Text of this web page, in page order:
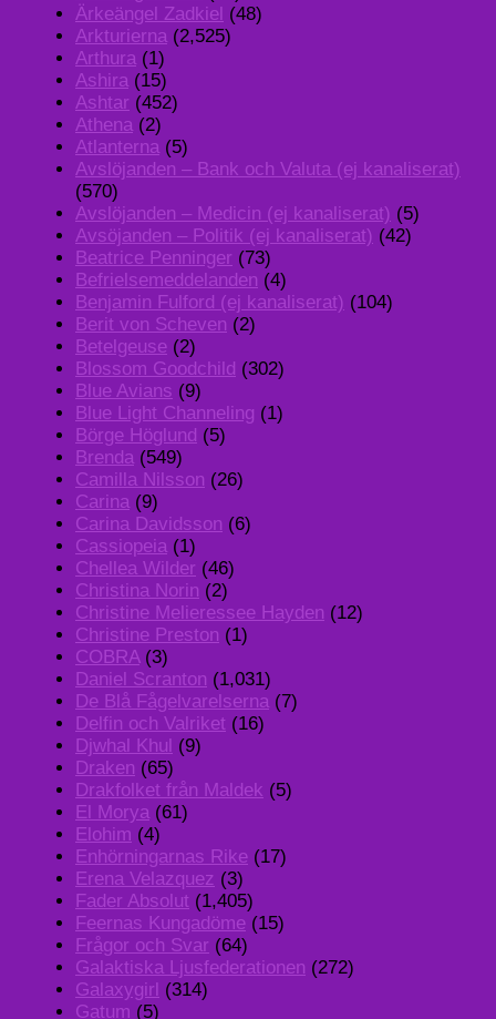
Ärkeängel Zadkiel (48)
Arkturierna (2,525)
Arthura (1)
Ashira (15)
Ashtar (452)
Athena (2)
Atlanterna (5)
Avslöjanden – Bank och Valuta (ej kanaliserat)
(570)
Avslöjanden – Medicin (ej kanaliserat) (5)
Avsöjanden – Politik (ej kanaliserat) (42)
Beatrice Penninger (73)
Befrielsemeddelanden (4)
Benjamin Fulford (ej kanaliserat) (104)
Berit von Scheven (2)
Betelgeuse (2)
Blossom Goodchild (302)
Blue Avians (9)
Blue Light Channeling (1)
Börge Höglund (5)
Brenda (549)
Camilla Nilsson (26)
Carina (9)
Carina Davidsson (6)
Cassiopeia (1)
Chellea Wilder (46)
Christina Norin (2)
Christine Melieressee Hayden (12)
Christine Preston (1)
COBRA(3)
Daniel Scranton (1,031)
De Blå Fågelvarelserna (7)
Delfin och Valriket (16)
Djwhal Khul (9)
Draken (65)
Drakfolket från Maldek (5)
El Morya (61)
Elohim (4)
Enhörningarnas Rike (17)
Erena Velazquez (3)
Fader Absolut (1,405)
Feernas Kungadöme (15)
Frågor och Svar (64)
Galaktiska Ljusfederationen (272)
Galaxygirl (314)
Gatum (5)